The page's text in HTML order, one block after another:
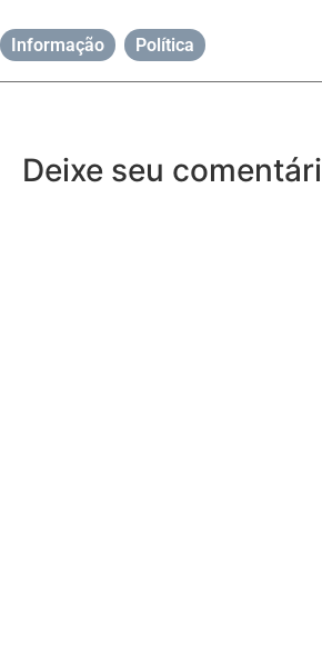
Informação Política
Deixe seu